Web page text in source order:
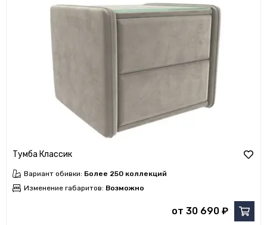
Тумба Классик
Вариант обивки: Более 250 коллекций
Изменение габаритов: Возможно
от 30 690 ₽